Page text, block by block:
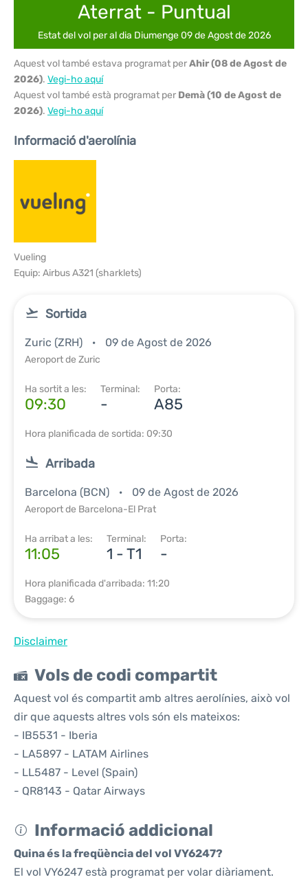
Aterrat - Puntual
Estat del vol per al dia Diumenge 09 de Agost de 2026
Aquest vol també estava programat perAhir (08 de Agost de
2026). Vegi-ho aquí
Aquest vol també està programat per Demà (10 de Agost de
2026). Vegi-ho aquí
Informació d'aerolínia
Vueling
Equip: Airbus A321 (sharklets)
Sortida
Zuric (ZRH) 09 de Agost de 2026
Aeroport de Zuric
Ha sortit a les:
09:30
Terminal:
-
Porta:
A85
Hora planificada de sortida: 09:30
Arribada
Barcelona (BCN) 09 de Agost de 2026
Aeroport de Barcelona-El Prat
Ha arribat a les:
11:05
Terminal:
1 - T1
Porta:
-
Hora planificada d'arribada: 11:20
Baggage: 6
Disclaimer
Vols de codi compartit
Aquest vol és compartit amb altres aerolínies, això vol
dir que aquests altres vols són els mateixos:
- IB5531 - Iberia
- LA5897 - LATAM Airlines
- LL5487 - Level (Spain)
- QR8143 - Qatar Airways
Informació addicional
Quina és la freqüència del vol VY6247?
El vol VY6247 està programat per volar diàriament.